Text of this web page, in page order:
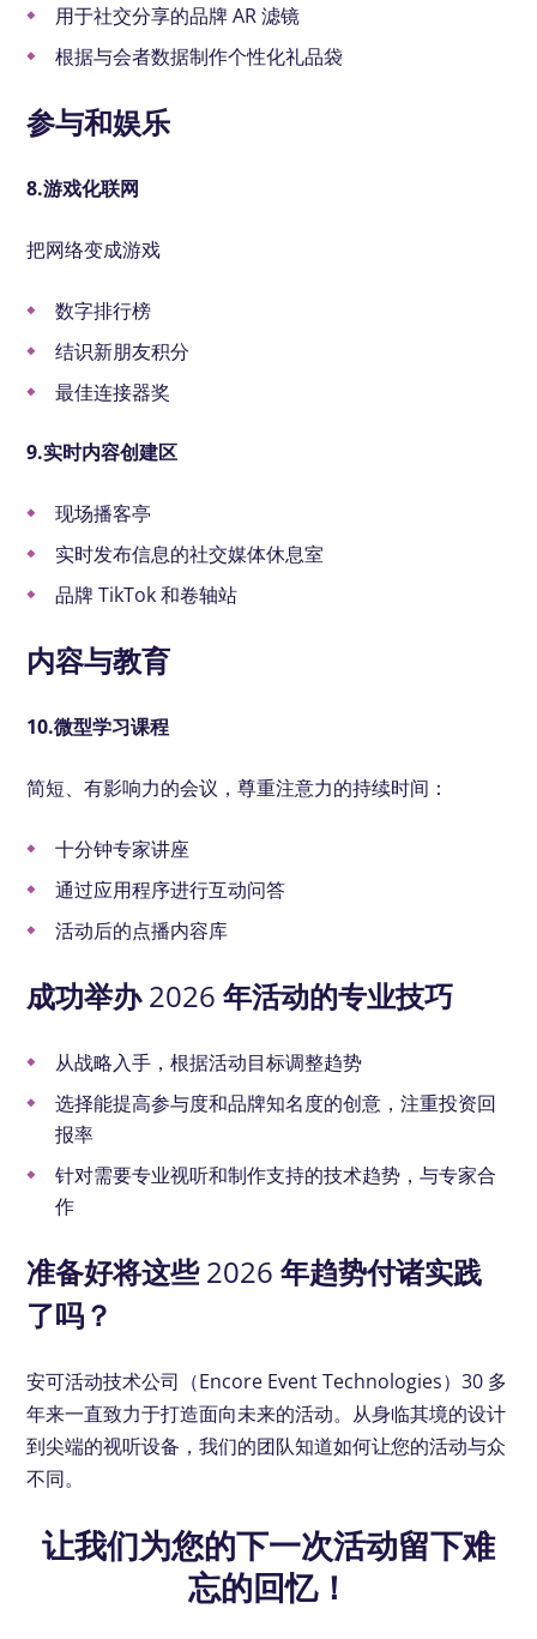
用于社交分享的品牌 AR 滤镜
根据与会者数据制作个性化礼品袋
参与和娱乐
8.游戏化联网
把网络变成游戏
数字排行榜
结识新朋友积分
最佳连接器奖
9.实时内容创建区
现场播客亭
实时发布信息的社交媒体休息室
品牌 TikTok 和卷轴站
内容与教育
10.微型学习课程
简短、有影响力的会议，尊重注意力的持续时间：
十分钟专家讲座
通过应用程序进行互动问答
活动后的点播内容库
成功举办 2026 年活动的专业技巧
从战略入手，根据活动目标调整趋势
选择能提高参与度和品牌知名度的创意，注重投资回
报率
针对需要专业视听和制作支持的技术趋势，与专家合
作
准备好将这些 2026 年趋势付诸实践
了吗？
安可活动技术公司（Encore Event Technologies）30 多
年来一直致力于打造面向未来的活动。从身临其境的设计
到尖端的视听设备，我们的团队知道如何让您的活动与众
不同。
让我们为您的下一次活动留下难
忘的回忆！